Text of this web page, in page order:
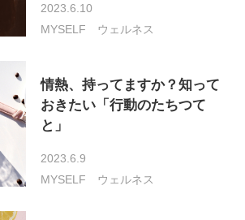
2023.6.10
MYSELF
ウェルネス
情熱、持ってますか？知って
おきたい「行動のたちつて
と」
2023.6.9
MYSELF
ウェルネス